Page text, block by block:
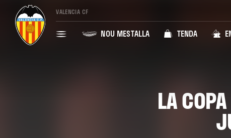
VALENCIA CF
NOU MESTALLA TENDA
LA